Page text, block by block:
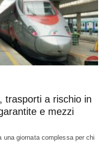
trasporti a rischio in
e mezzi
una giornata complessa per chi